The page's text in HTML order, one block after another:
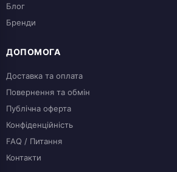
Блог
Бренди
ДОПОМОГА
Доставка та оплата
Повернення та обмін
Публічна оферта
Конфіденційність
FAQ / Питання
Контакти